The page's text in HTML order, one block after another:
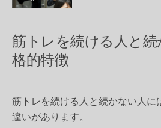
筋トレを続ける人と
格的特徴
筋トレを続ける人と続かない人に
違いがあります。